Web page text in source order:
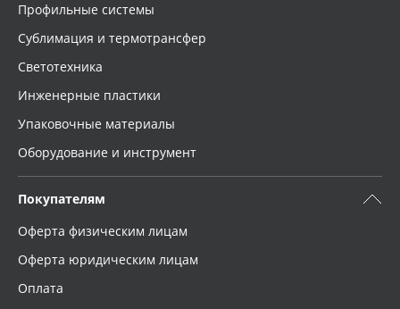
Профильные системы
Сублимация и термотрансфер
Светотехника
Инженерные пластики
Упаковочные материалы
Оборудование и инструмент
Покупателям
Оферта физическим лицам
Оферта юридическим лицам
Оплата